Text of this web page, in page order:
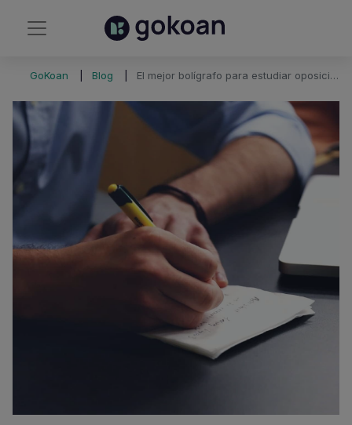
GoKoan Blog El mejor bolígrafo para estudiar oposiciones